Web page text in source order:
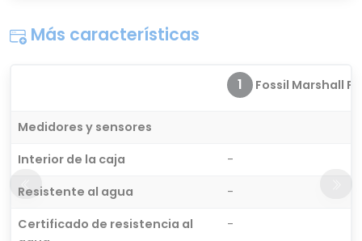
Más características
1 Fossil Marshall
Medidores y sensores
Interior de la caja
-
Resistente al agua
-
Certificado de resistencia al
-